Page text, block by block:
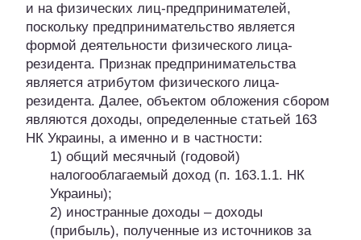
и на физических лиц-предпринимателей,
поскольку предпринимательство является
формой деятельности физического лица-
резидента. Признак предпринимательства
является атрибутом физического лица-
резидента. Далее, объектом обложения сбором
являются доходы, определенные статьей 163
НК Украины, а именно и в частности:
1) общий месячный (годовой)
налогооблагаемый доход (п. 163.1.1. НК
Украины);
2) иностранные доходы – доходы
(прибыль), полученные из источников за